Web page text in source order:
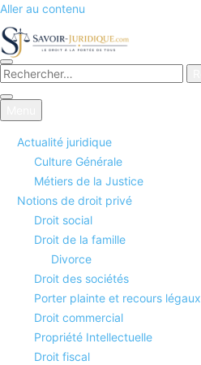
Aller au contenu
Savoirs juridiques
Actualité juridique
Culture Générale
Métiers de la Justice
Notions de droit privé
Droit social
Droit de la famille
Divorce
Droit des sociétés
Porter plainte et recours légaux
Droit commercial
Propriété Intellectuelle
Droit fiscal